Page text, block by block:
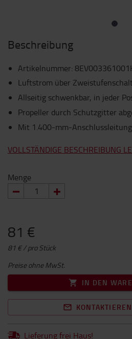
Beschreibung
Artikelnummer:
Luftstrom über
Allseitig schwenkbar, in jeder
Propeller durch Schutzgitter
Mit 1.400-mm-Anschlussleitung
VOLLSTÄNDIGE BESCHREIBUNG
Menge
81 €
81 € / pro Stück
Preise ohne MwSt.
IN DEN
Lieferung frei Haus!